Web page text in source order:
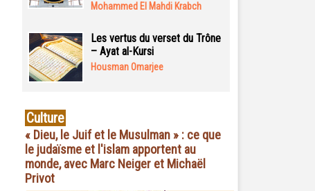
Mohammed El Mahdi Krabch
Les vertus du verset du Trône
– Ayat al-Kursi
Housman Omarjee
Culture
« Dieu, le Juif et le Musulman » : ce que
le judaïsme et l'islam apportent au
monde, avec Marc Neiger et Michaël
Privot